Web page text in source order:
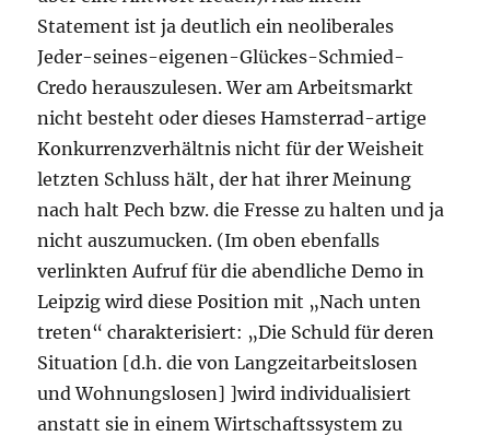
Statement ist ja deutlich ein neoliberales
Jeder-seines-eigenen-Glückes-Schmied-
Credo herauszulesen. Wer am Arbeitsmarkt
nicht besteht oder dieses Hamsterrad-artige
Konkurrenzverhältnis nicht für der Weisheit
letzten Schluss hält, der hat ihrer Meinung
nach halt Pech bzw. die Fresse zu halten und ja
nicht auszumucken. (Im oben ebenfalls
verlinkten Aufruf für die abendliche Demo in
Leipzig wird diese Position mit „Nach unten
treten“ charakterisiert: „Die Schuld für deren
Situation [d.h. die von Langzeitarbeitslosen
und Wohnungslosen] ]wird individualisiert
anstatt sie in einem Wirtschaftssystem zu